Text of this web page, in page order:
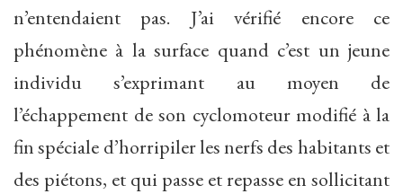
n’entendaient pas. J’ai vérifié encore ce
phénomène à la surface quand c’est un jeune
individu s’exprimant au moyen de
l’échappement de son cyclomoteur modifié à la
fin spéciale d’horripiler les nerfs des habitants et
des piétons, et qui passe et repasse en sollicitant